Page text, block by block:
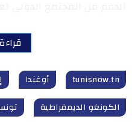
tunisnow.tn أوغندا
الكونغو الديمقراطية